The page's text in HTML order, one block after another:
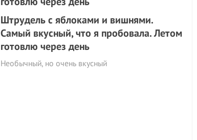
Штрудель с яблоками и вишнями.
Самый вкусный, что я пробовала. Летом
готовлю через день
Необычный, но очень вкусный